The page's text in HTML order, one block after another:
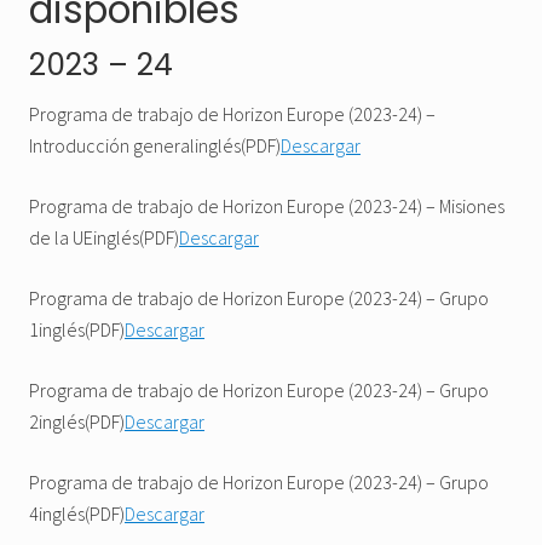
2023 – 24
Programa de trabajo de Horizon Europe (2023-24) –
Introducción generalinglés(PDF)Descargar
Programa de trabajo de Horizon Europe (2023-24) – Misiones
de la UEinglés(PDF)Descargar
Programa de trabajo de Horizon Europe (2023-24) – Grupo
1inglés(PDF)Descargar
Programa de trabajo de Horizon Europe (2023-24) – Grupo
2inglés(PDF)Descargar
Programa de trabajo de Horizon Europe (2023-24) – Grupo
4inglés(PDF)Descargar